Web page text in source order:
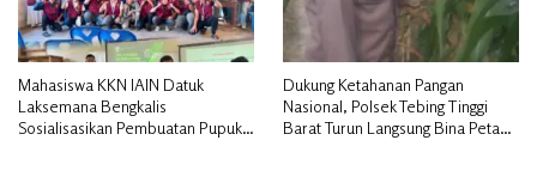
Mahasiswa KKN IAIN Datuk
Laksemana Bengkalis
Sosialisasikan Pembuatan Pupuk
Dukung Ketahanan Pangan
Nasional, Polsek Tebing Tinggi
Barat Turun Langsung Bina Petani